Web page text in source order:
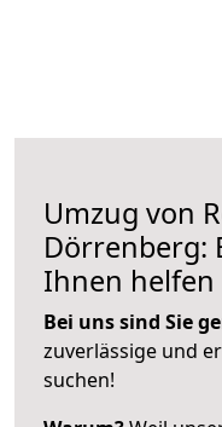
Umzug von
Dörrenberg:
Ihnen
Bei uns sind Sie
zuverlässige und
suchen!